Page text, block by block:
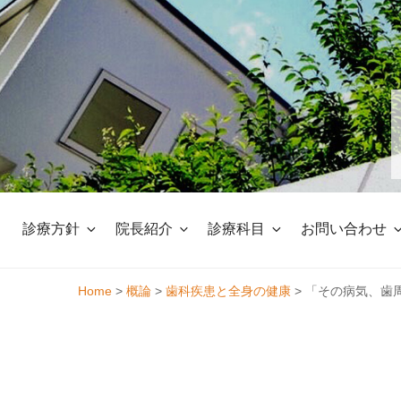
Skip
to
content
診療方針 院長紹介 診療科目 お問い合わせ
Home > 概論 > 歯科疾患と全身の健康 > 「その病気、